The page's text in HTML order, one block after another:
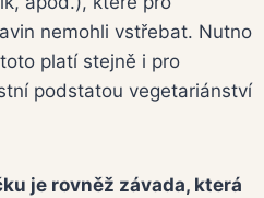
nemohli vstřebat. Nutno
platí stejně i pro
podstatou vegetariánství
je rovněž závada, která